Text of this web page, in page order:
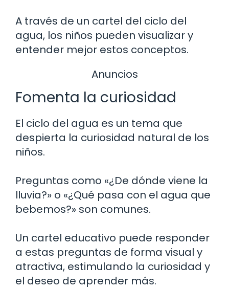
A través de un cartel del ciclo del
agua, los niños pueden visualizar y
entender mejor estos conceptos.
Anuncios
Fomenta la curiosidad
El ciclo del agua es un tema que
despierta la curiosidad natural de los
niños.
Preguntas como «¿De dónde viene la
lluvia?» o «¿Qué pasa con el agua que
bebemos?» son comunes.
Un cartel educativo puede responder
a estas preguntas de forma visual y
atractiva, estimulando la curiosidad y
el deseo de aprender más.